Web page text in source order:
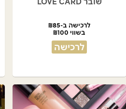
לרכישה ב-₪85
בשווי ₪100
לרכישה